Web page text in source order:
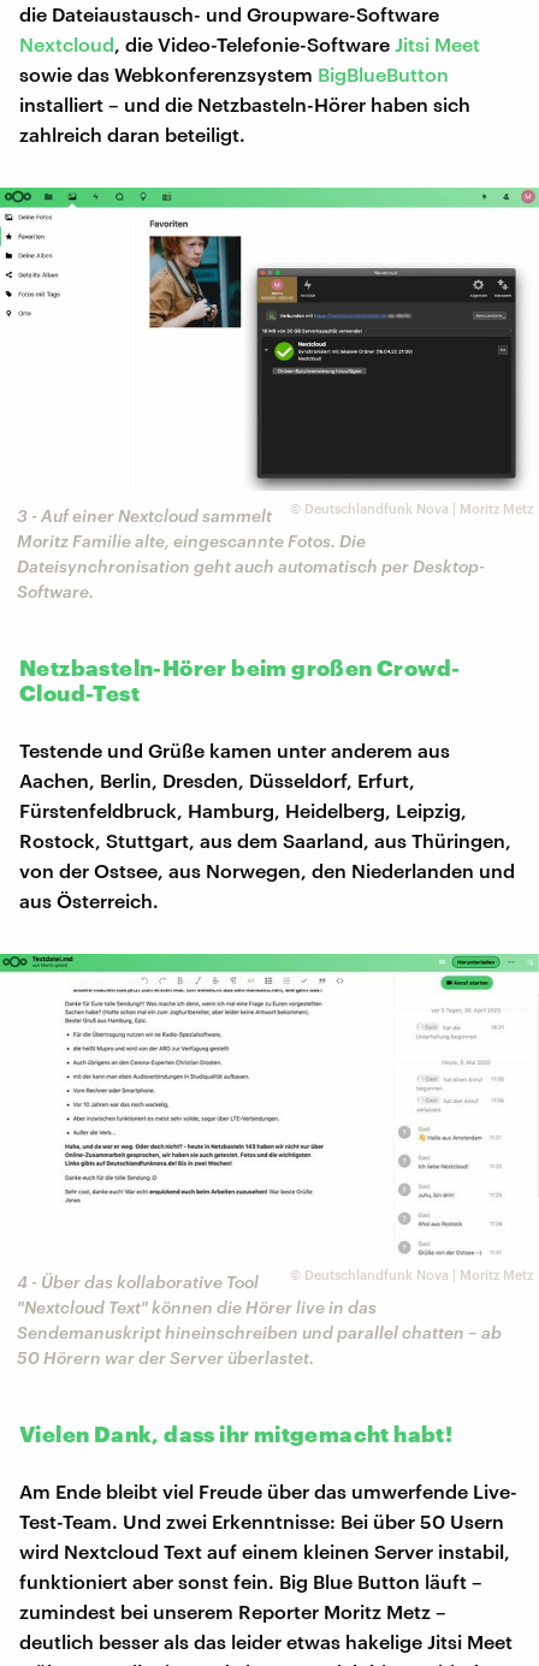
die Dateiaustausch- und Groupware-Software
Nextcloud , die Video-Telefonie-Software Jitsi Meet
sowie das Webkonferenzsystem BigBlueButton
installiert – und die Netzbasteln-Hörer haben sich
zahlreich daran beteiligt.
© Deutschlandfunk Nova | Moritz Metz
3 - Auf einer Nextcloud sammelt
Moritz Familie alte, eingescannte Fotos. Die
Dateisynchronisation geht auch automatisch per Desktop-
Software.
Netzbasteln-Hörer beim großen Crowd-
Cloud-Test
Testende und Grüße kamen unter anderem aus
Aachen, Berlin, Dresden, Düsseldorf, Erfurt,
Fürstenfeldbruck, Hamburg, Heidelberg, Leipzig,
Rostock, Stuttgart, aus dem Saarland, aus Thüringen,
von der Ostsee, aus Norwegen, den Niederlanden und
aus Österreich.
© Deutschlandfunk Nova | Moritz Metz
4 - Über das kollaborative Tool
"Nextcloud Text" können die Hörer live in das
Sendemanuskript hineinschreiben und parallel chatten – ab
50 Hörern war der Server überlastet.
Vielen Dank, dass ihr mitgemacht habt!
Am Ende bleibt viel Freude über das umwerfende Live-
Test-Team. Und zwei Erkenntnisse: Bei über 50 Usern
wird Nextcloud Text auf einem kleinen Server instabil,
funktioniert aber sonst fein. Big Blue Button läuft –
zumindest bei unserem Reporter Moritz Metz –
deutlich besser als das leider etwas hakelige Jitsi Meet